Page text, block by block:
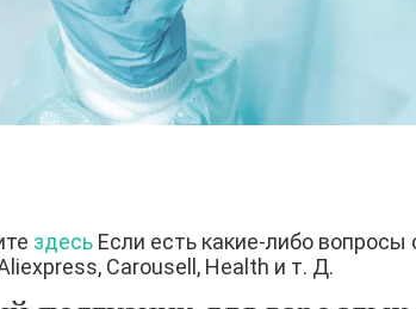
здесь Если есть какие-либо
Carousell, Health и т. Д.